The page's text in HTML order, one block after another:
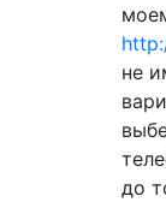
не
до